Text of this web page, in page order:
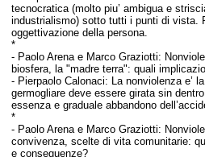
tecnocratica (molto piu’ ambigua e
industrialismo) sotto tutti i punti di vista.
oggettivazione della persona.
*
- Paolo Arena e Marco Graziotti:
biosfera, la "madre terra": quali
- Pierpaolo Calonaci: L a nonviolenza e’
germogliare deve essere girata sin
essenza e graduale abbandono
*
- Paolo Arena e Marco Graziotti:
convivenza, scelte di vita comunitarie:
e conseguenze?